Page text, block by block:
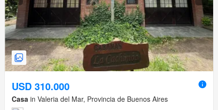
USD 310.000
Casa in Valeria del Mar, Provincia de Buenos Aires